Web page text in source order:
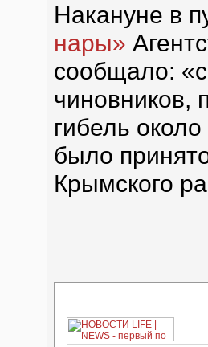
Накануне в
нары»
сообщало:
чиновников,
гибель
было
Крымского